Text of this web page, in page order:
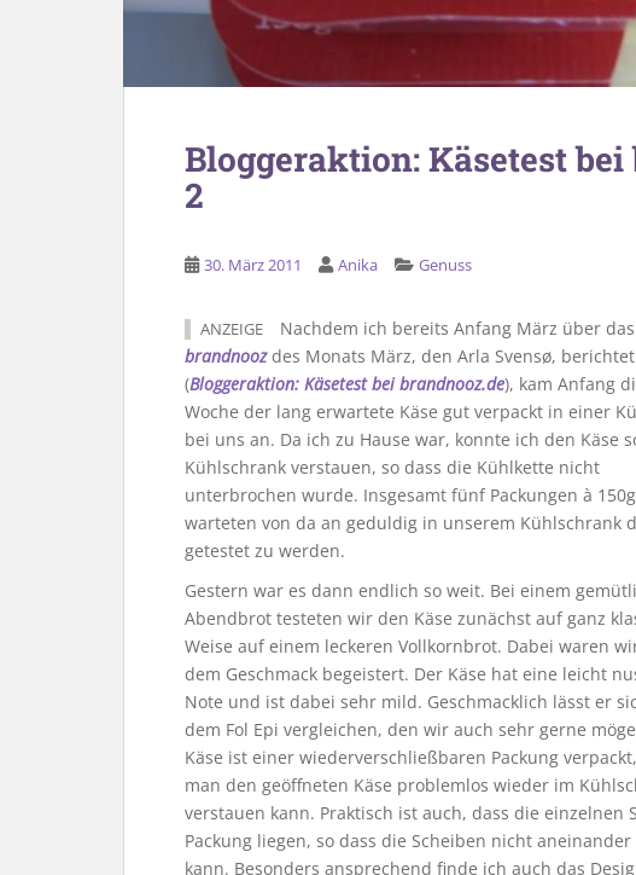
Bloggeraktion: Käsetest
2
30. März 2011 Anika Genuss
ANZEIGE
Nachdem ich bereits Anfang März über das
brandnoozdes Monats März, den Arla Svensø,
(Bloggeraktion: Käsetest bei brandnooz.de), kam Anfang
Woche der lang erwartete Käse gut verpackt in einer
bei uns an. Da ich zu Hause war, konnte ich den Käse
Kühlschrank verstauen, so dass die Kühlkette nicht
unterbrochen wurde. Insgesamt fünf Packungen à 150g
warteten von da an geduldig in unserem Kühlschrank
getestet zu werden.
Gestern war es dann endlich so weit. Bei einem
Abendbrot testeten wir den Käse zunächst auf ganz
Weise auf einem leckeren Vollkornbrot. Dabei waren
dem Geschmack begeistert. Der Käse hat eine leicht
Note und ist dabei sehr mild. Geschmacklich lässt er
dem Fol Epi vergleichen, den wir auch sehr gerne
Käse ist einer wiederverschließbaren Packung
man den geöffneten Käse problemlos wieder im
verstauen kann. Praktisch ist auch, dass die einzelnen
Packung liegen, so dass die Scheiben nicht
kann. Besonders ansprechend finde ich auch das